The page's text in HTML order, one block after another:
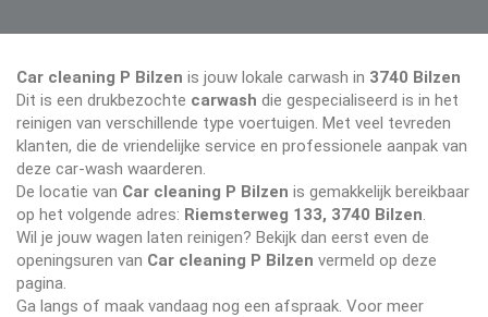
Car cleaning P Bilzen is jouw lokale carwash in 3740 Bilzen
Dit is een drukbezochte carwash die gespecialiseerd is in het
reinigen van verschillende type voertuigen. Met veel tevreden
klanten, die de vriendelijke service en professionele aanpak van
deze car-wash waarderen.
De locatie van Car cleaning P Bilzen is gemakkelijk bereikbaar
op het volgende adres: Riemsterweg 133, 3740 Bilzen
Wil je jouw wagen laten reinigen? Bekijk dan eerst even de
openingsuren van Car cleaning P Bilzen vermeld op deze
pagina.
Ga langs of maak vandaag nog een afspraak. Voor meer